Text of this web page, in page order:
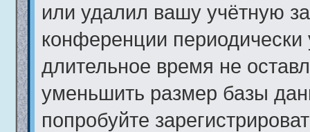
или удалил вашу учётную
конференции периодически
длительное время не
уменьшить размер базы
попробуйте